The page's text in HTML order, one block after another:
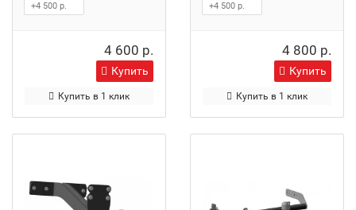
+4 500 р.
4 600 р.
Купить
Купить в 1 клик
+4 500 р.
4 800 р.
Купить
Купить в 1 клик